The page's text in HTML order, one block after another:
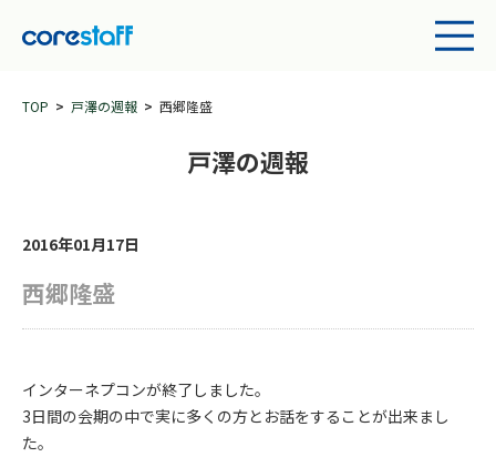
TOP 戸澤の週報 西郷隆盛
戸澤の週報
2016年01月17日
西郷隆盛
インターネプコンが終了しました。
3日間の会期の中で実に多くの方とお話をすることが出来まし
た。